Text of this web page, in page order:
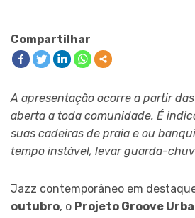
Compartilhar
A apresentação ocorre a partir
aberta a toda comunidade. É
suas cadeiras de praia e ou
tempo instável, levar guarda-
Jazz contemporâneo em
outubro, o Projeto Groove